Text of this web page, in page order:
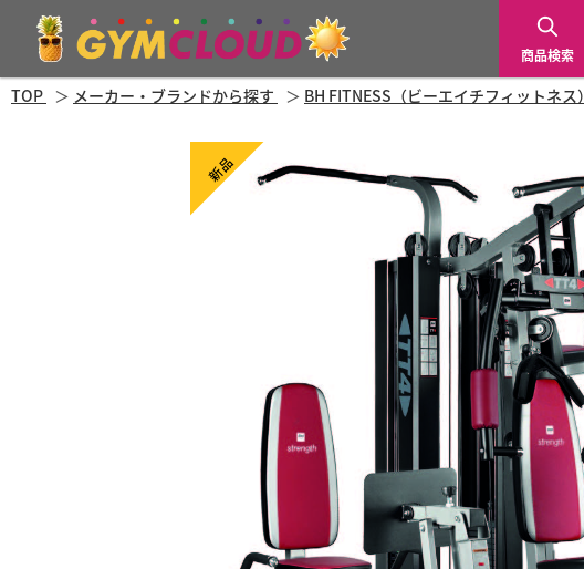
商品検索
TOP メーカー・ブランドから探す BH FITNESS（ビーエイチフィットネス）
新品